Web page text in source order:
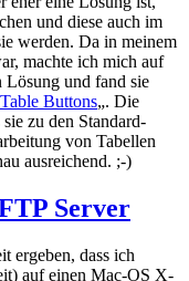
und diese auch im
werden. Da in meinem
machte ich mich auf
Lösung und fand sie
Buttons„. Die
zu den Standard-
von Tabellen
ausreichend. ;-)
Server
ergeben, dass ich
auf einen Mac-OS X-